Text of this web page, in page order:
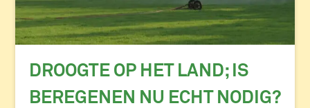
DROOGTE OP HET LAND; IS
BEREGENEN NU ECHT NODIG?